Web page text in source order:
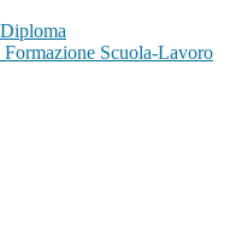
Scuola-Lavoro